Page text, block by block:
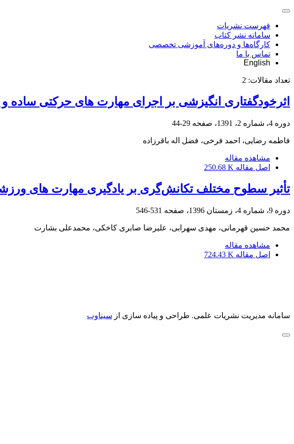
فهرست نشریات
سامانه نشر کتاب
کارگاه‌ها و دوره‌های آموزشی تخصصی
تماس با ما
English
تعداد مقالات: 2
اثرخودگفتاری انگیزشی بر اجرای مهارت های حرکتی ساده و
دوره 4، شماره 2، 1391، صفحه 29-44
فاطمه رضایی، احمد فرخی، فضل اله باقرزاده
مشاهده مقاله
اصل مقاله 250.68 K
تأثیر سطوح مختلف تکانش‌گری بر یادگیری مهارت های
دوره 9، شماره 4، زمستان 1396، صفحه 531-546
محمد حسین قهرمانی، مهدی سهرابی، علیرضا صابری کاخکی، محمدعلی بشارت
مشاهده مقاله
اصل مقاله 724.43 K
سامانه مدیریت نشریات علمی. طراحی و پیاده سازی از سیناوب